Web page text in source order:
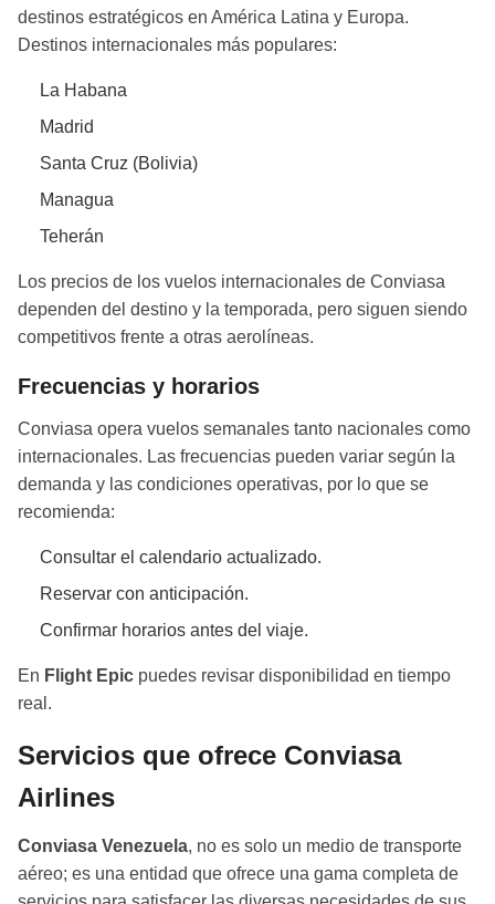
destinos estratégicos en América Latina y Europa.
Destinos internacionales más populares:
La Habana
Madrid
Santa Cruz (Bolivia)
Managua
Teherán
Los precios de los vuelos internacionales de Conviasa
dependen del destino y la temporada, pero siguen siendo
competitivos frente a otras aerolíneas.
Frecuencias y horarios
Conviasa opera vuelos semanales tanto nacionales como
internacionales. Las frecuencias pueden variar según la
demanda y las condiciones operativas, por lo que se
recomienda:
Consultar el calendario actualizado.
Reservar con anticipación.
Confirmar horarios antes del viaje.
En Flight Epic puedes revisar disponibilidad en tiempo
real.
Servicios que ofrece Conviasa
Airlines
Conviasa Venezuela, no es solo un medio de transporte
aéreo; es una entidad que ofrece una gama completa de